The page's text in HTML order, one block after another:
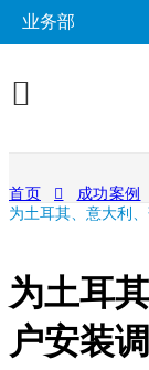
业务部
照明与光度测
积分球光谱
LED老化与
EMI电磁干
EMS电磁
环境试验箱
高低温湿热
电气安规测试
行业应用
LED与灯具测
LM-79与LM-
LED驱动测试
相关标准
GB 中国国家
成功案例
首页
成功案例
为土耳其、意大利
为土耳
户安装